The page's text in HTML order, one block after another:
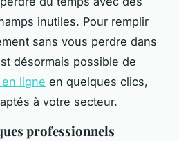
inutiles. Pour remplir
sans vous perdre dans
désormais possible de
en ligne en quelques clics,
à votre secteur.
professionnels